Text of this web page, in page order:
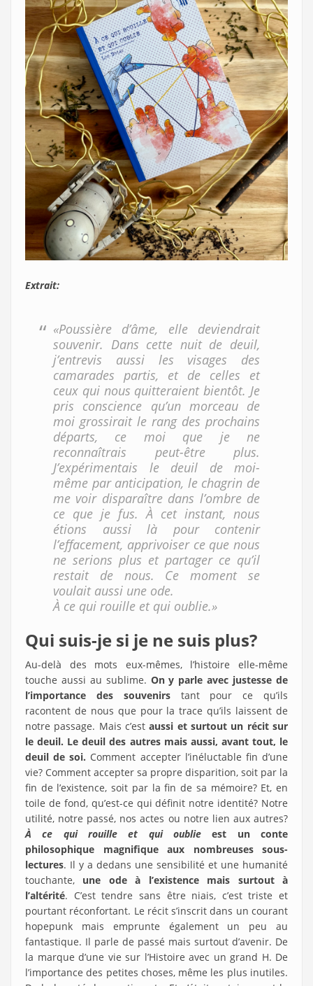
Extrait:
«Poussière d’âme, elle deviendrait
souvenir. Dans cette nuit de deuil,
j’entrevis aussi les visages des
camarades partis, et de celles et
ceux qui nous quitteraient bientôt. Je
pris conscience qu’un morceau de
moi grossirait le rang des prochains
départs, ce moi que je ne
reconnaîtrais peut-être plus.
J’expérimentais le deuil de moi-
même par anticipation, le chagrin de
me voir disparaître dans l’ombre de
ce que je fus. À cet instant, nous
étions aussi là pour contenir
l’effacement, apprivoiser ce que nous
ne serions plus et partager ce qu’il
restait de nous. Ce moment se
voulait aussi une ode.
À ce qui rouille et qui oublie.»
Qui suis-je si je ne suis plus?
Au-delà des mots eux-mêmes, l’histoire elle-même
touche aussi au sublime. On y parle avec justesse de
l’importance des souvenirstant pour ce qu’ils
racontent de nous que pour la trace qu’ils laissent de
notre passage. Mais c’estaussi et surtout un récit sur
le deuil. Le deuil des autres mais aussi, avant tout, le
deuil de soi. Comment accepter l’inéluctable fin d’une
vie? Comment accepter sa propre disparition, soit par la
fin de l’existence, soit par la fin de sa mémoire? Et, en
toile de fond, qu’est-ce qui définit notre identité? Notre
utilité, notre passé, nos actes ou notre lien aux autres?
À ce qui rouille et qui oublie est un conte
philosophique magnifique aux nombreuses sous-
lectures. Il y a dedans une sensibilité et une humanité
touchante, une ode à l’existence mais surtout à
l’altérité. C’est tendre sans être niais, c’est triste et
pourtant réconfortant. Le récit s’inscrit dans un courant
hopepunk mais emprunte également un peu au
fantastique. Il parle de passé mais surtout d’avenir. De
la marque d’une vie sur l’Histoire avec un grand H. De
l’importance des petites choses, même les plus inutiles.